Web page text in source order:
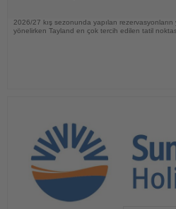
2026/27 kış sezonunda yapılan
yönelirken Tayland en çok tercih edilen tatil